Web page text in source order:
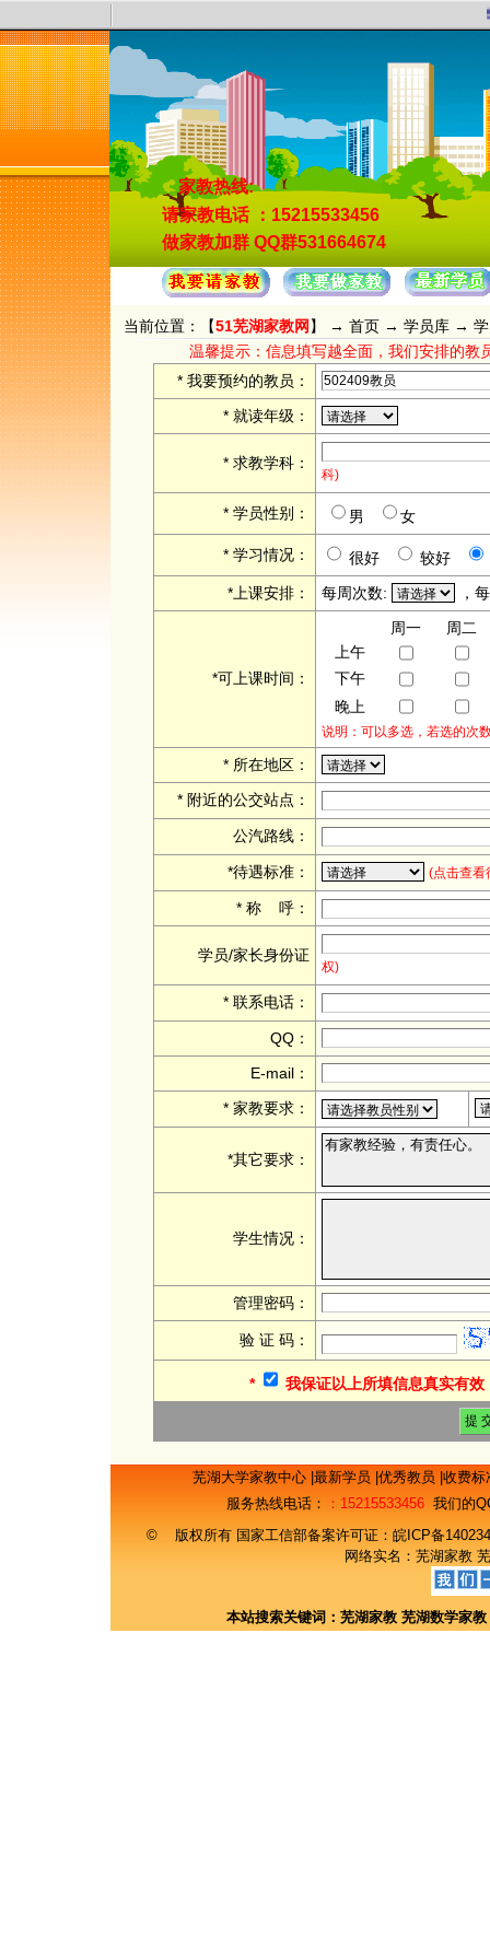
家教热线:
请家教电话 ：15215533456
做家教加群 QQ群531664674
当前位置：【51芜湖家教网 】 → 首页 → 学员库 → 学
温馨提示：信息填写越全面，我们安排的教
* 我要预约的教员：
* 就读年级：
* 求教学科：
科)
* 学员性别： 男 女
* 学习情况： 很好 较好
*上课安排：
每周次数: ，
*可上课时间：
周一
周二
上午
下午
晚上
说明：可以多选，若选的次
* 所在地区：
* 附近的公交站点：
公汽路线：
*待遇标准： (点击查看
* 称 呼：
学员/家长身份证
权)
* 联系电话：
QQ：
E-mail：
* 家教要求：
*其它要求：
学生情况：
管理密码：
验 证 码：
* 我保证以上所填信息真实有效
芜湖大学家教中心 最新学员 优秀教员 收费
服务热线电话：
：15215533456 我们的
© 版权所有 国家工信部备案许可证： 皖ICP备
网络实名： 芜湖家教
本站搜索关键词： 芜湖家教 芜湖数学家教